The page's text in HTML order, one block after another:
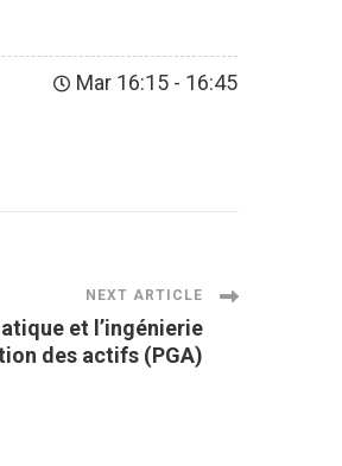
Mar 16:15 - 16:45
NEXT ARTICLE
et l’ingénierie
des actifs (PGA)